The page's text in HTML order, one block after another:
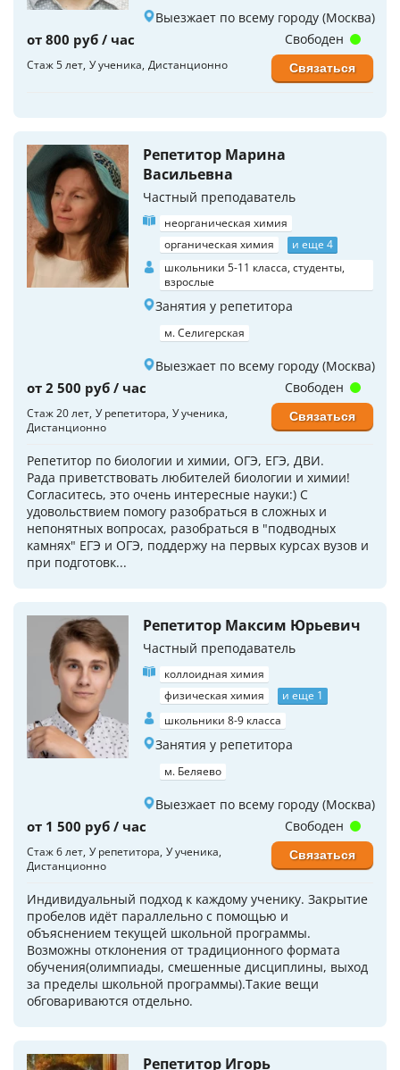
Выезжает по всему городу (Москва)
от 800 руб / час
Стаж 5 лет У ученика Дистанционно
Свободен
Связаться
Репетитор Марина
Васильевна
Частный преподаватель
неорганическая химия
органическая химия
и еще 4
школьники 5-11 класса, студенты,
взрослые
Занятия у репетитора
м. Селигерская
Выезжает по всему городу (Москва)
от 2 500 руб / час
Стаж 20 лет У репетитора У ученика
Дистанционно
Репетитор по биологии и химии, ОГЭ, ЕГЭ, ДВИ.
Рада приветствовать любителей биологии и химии!
Согласитесь, это очень интересные науки:) С
удовольствием помогу разобраться в сложных и
непонятных вопросах, разобраться в "подводных
камнях" ЕГЭ и ОГЭ, поддержу на первых курсах вузов и
при подготовк...
Свободен
Связаться
Репетитор Максим Юрьевич
Частный преподаватель
коллоидная химия
физическая химия
и еще 1
школьники 8-9 класса
Занятия у репетитора
м. Беляево
Выезжает по всему городу (Москва)
от 1 500 руб / час
Стаж 6 лет У репетитора У ученика
Дистанционно
Индивидуальный подход к каждому ученику. Закрытие
пробелов идёт параллельно с помощью и
объяснением текущей школьной программы.
Возможны отклонения от традиционного формата
обучения(олимпиады, смешенные дисциплины, выход
за пределы школьной программы).Такие вещи
обговариваются отдельно.
Свободен
Связаться
Репетитор Игорь